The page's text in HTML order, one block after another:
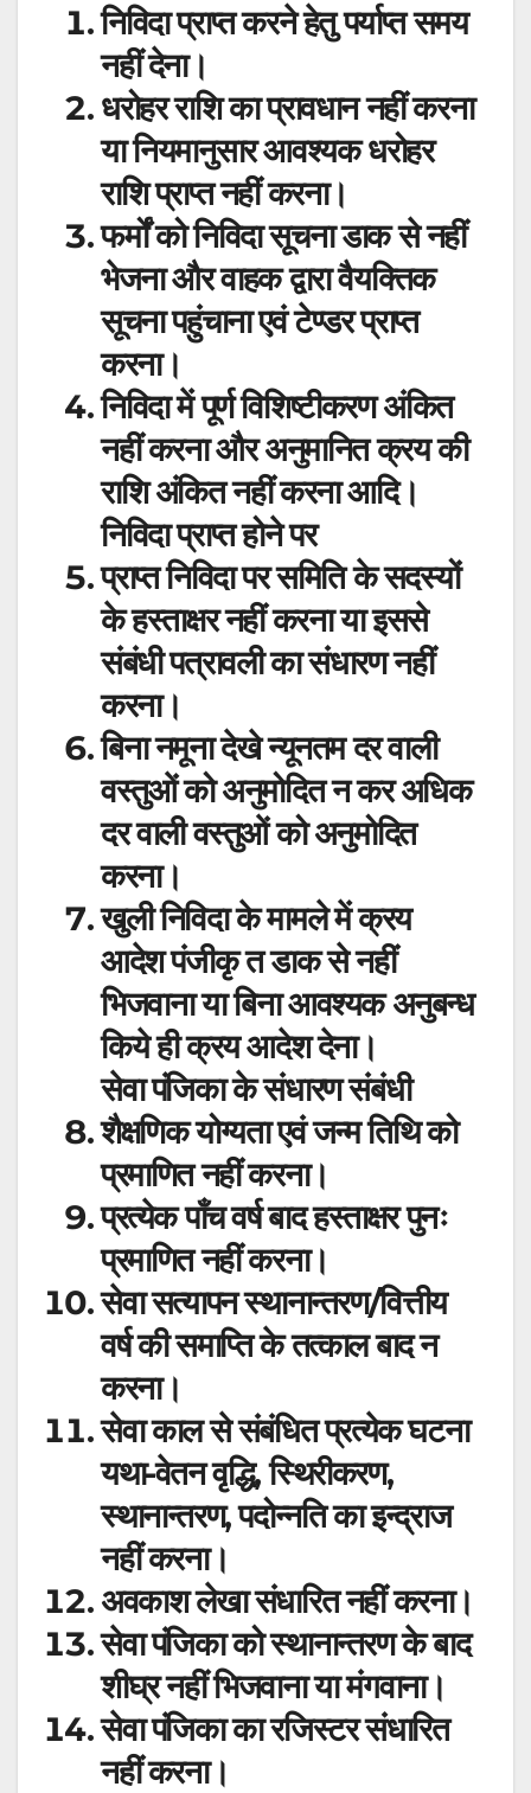
निविदा प्राप्त करने हेतु पर्याप्त समय
नहीं देना।
धरोहर राशि का प्रावधान नहीं करना
या नियमानुसार आवश्यक धरोहर
राशि प्राप्त नहीं करना।
फर्मों को निविदा सूचना डाक से नहीं
भेजना और वाहक द्वारा वैयक्तिक
सूचना पहुंचाना एवं टेण्डर प्राप्त
करना।
निविदा में पूर्ण विशिष्टीकरण अंकित
नहीं करना और अनुमानित क्रय की
राशि अंकित नहीं करना आदि।
निविदा प्राप्त होने पर
प्राप्त निविदा पर समिति के सदस्यों
के हस्ताक्षर नहीं करना या इससे
संबंधी पत्रावली का संधारण नहीं
करना।
बिना नमूना देखे न्यूनतम दर वाली
वस्तुओं को अनुमोदित न कर अधिक
दर वाली वस्तुओं को अनुमोदित
करना।
खुली निविदा के मामले में क्रय
आदेश पंजीकृ त डाक से नहीं
भिजवाना या बिना आवश्यक अनुबन्ध
किये ही क्रय आदेश देना।
सेवा पंजिका के संधारण संबंधी
शैक्षणिक योग्यता एवं जन्म तिथि को
प्रमाणित नहीं करना।
प्रत्येक पाँच वर्ष बाद हस्ताक्षर पुनः
प्रमाणित नहीं करना।
सेवा सत्यापन स्थानान्तरण/वित्तीय
वर्ष की समाप्ति के तत्काल बाद न
करना।
सेवा काल से संबंधित प्रत्येक घटना
यथा-वेतन वृद्धि, स्थिरीकरण,
स्थानान्तरण, पदोन्नति का इन्द्राज
नहीं करना।
अवकाश लेखा संधारित नहीं करना।
सेवा पंजिका को स्थानान्तरण के बाद
शीघ्र नहीं भिजवाना या मंगवाना।
सेवा पंजिका का रजिस्टर संधारित
नहीं करना।